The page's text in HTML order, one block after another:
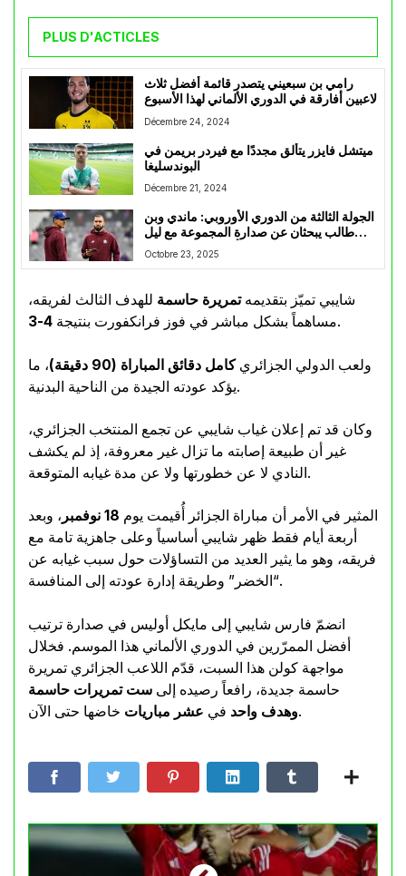
PLUS D'ACTICLES
رامي بن سبعيني يتصدر قائمة أفضل ثلاث
لاعبين أفارقة في الدوري الألماني لهذا الأسبوع
Décembre 24, 2024
ميتشل فايزر يتألق مجددًا مع فيردر بريمن في
البوندسليغا
Décembre 21, 2024
الجولة الثالثة من الدوري الأوروبي: ماندي وبن
طالب يبحثان عن صدارة المجموعة مع ليل
أمام باوك سالونيكا
Octobre 23, 2025
شايبي تميّز بتقديمهتمريرة حاسمة للهدف الثالث لفريقه،
مساهماً بشكل مباشر في فوز فرانكفورت بنتيجة 4-3 .
ولعب الدولي الجزائريكامل دقائق المباراة (90 دقيقة)
، ما
يؤكد عودته الجيدة من الناحية البدنية.
وكان قد تم إعلان غياب شايبي عن تجمع المنتخب الجزائري،
غير أن طبيعة إصابته ما تزال غير معروفة، إذ لم يكشف
النادي لا عن خطورتها ولا عن مدة غيابه المتوقعة.
المثير في الأمر أن مباراة الجزائر أُقيمت يوم 18 نوفمبر
، وبعد
أربعة أيام فقط ظهر شايبي أساسياً وعلى جاهزية تامة مع
فريقه، وهو ما يثير العديد من التساؤلات حول سبب غيابه عن
“الخضر” وطريقة إدارة عودته إلى المنافسة.
انضمّ فارس شايبي إلى مايكل أوليس في صدارة ترتيب
أفضل الممرّرين في الدوري الألماني هذا الموسم. فخلال
مواجهة كولن هذا السبت، قدّم اللاعب الجزائري تمريرة
حاسمة جديدة، رافعاً رصيده إلى ست تمريرات حاسمة
وهدف واحد في عشر مباريات خاضها حتى الآن.